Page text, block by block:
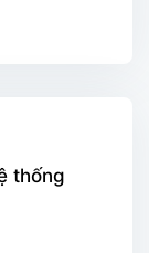
thống